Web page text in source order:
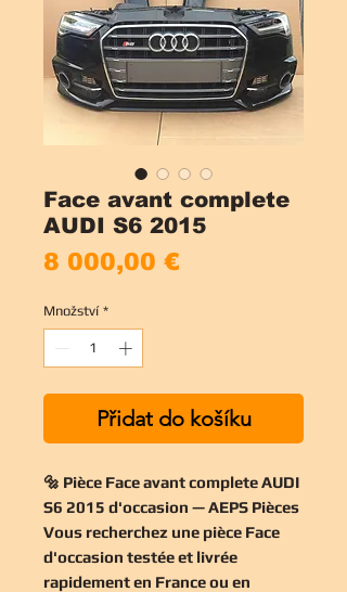
Face avant complete
AUDI S6 2015
8 000,00 €
Množství *
Přidat do košíku
🔩 Pièce Face avant complete AUDI
S6 2015 d'occasion — AEPS Pièces
Vous recherchez une pièce Face
d'occasion testée et livrée
rapidement en France ou en